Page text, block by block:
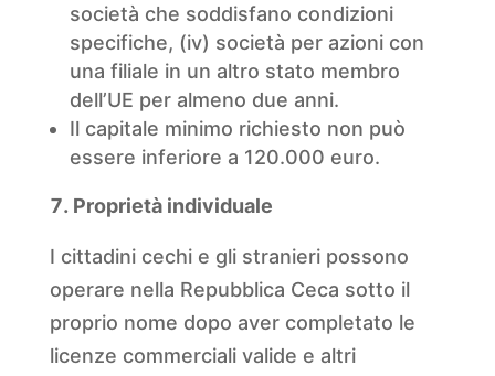
società che soddisfano condizioni
specifiche, (iv) società per azioni con
una filiale in un altro stato membro
dell’UE per almeno due anni.
Il capitale minimo richiesto non può
essere inferiore a 120.000 euro.
Proprietà individuale
I cittadini cechi e gli stranieri possono
operare nella Repubblica Ceca sotto il
proprio nome dopo aver completato le
licenze commerciali valide e altri